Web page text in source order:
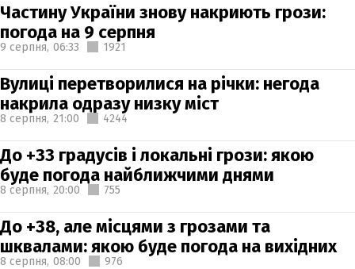
Частину України знову накриють грози:
погода на 9 серпня
9 серпня, 06:33 1921
Вулиці перетворилися на річки: негода
накрила одразу низку міст
8 серпня, 21:00 4244
До +33 градусів і локальні грози: якою
буде погода найближчими днями
8 серпня, 20:00 755
До +38, але місцями з грозами та
шквалами: якою буде погода на вихідних
8 серпня, 08:00 976